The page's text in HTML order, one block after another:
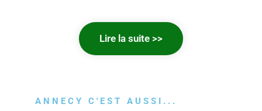
Lire la suite >>
ANNECY C'EST AUSSI...